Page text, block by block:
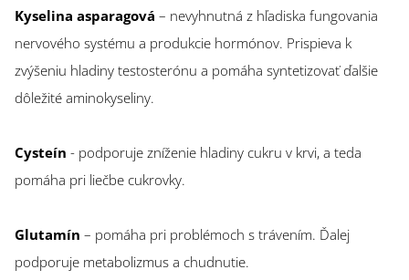
Kyselina asparagová – nevyhnutná z hľadiska fungovania
nervového systému a produkcie hormónov. Prispieva k
zvýšeniu hladiny testosterónu a pomáha syntetizovať ďalšie
dôležité aminokyseliny.
Cysteín - podporuje zníženie hladiny cukru v krvi, a teda
pomáha pri liečbe cukrovky.
Glutamín – pomáha pri problémoch s trávením. Ďalej
podporuje metabolizmus a chudnutie.